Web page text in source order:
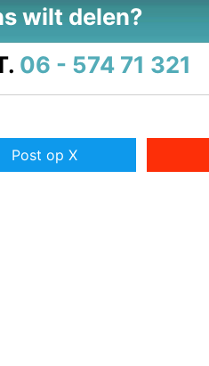
wilt delen?
06 - 574 71 321
Post op X